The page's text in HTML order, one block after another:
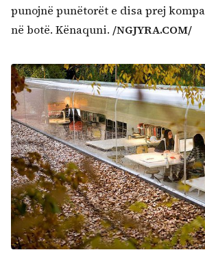
Kërko:
punojnë punëtorët e disa prej
në botë. Kënaquni. /NGJYRA.COM/